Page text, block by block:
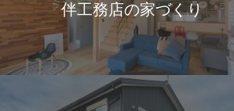
伴工務店の家づくり